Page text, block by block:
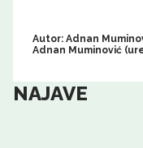
Autor: Adnan
Adnan Muminović
NAJAVE